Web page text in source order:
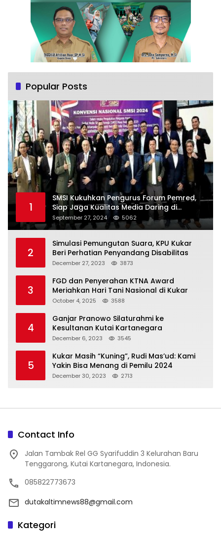
Popular Posts
1
SMSI Kukuhkan Pengurus Forum Pemred,
Siap Jaga Kualitas Media Daring di
Indonesia
September 27, 2024 5062
2
Simulasi Pemungutan Suara, KPU Kukar
Beri Perhatian Penyandang Disabilitas
December 27, 2023 3873
3
FGD dan Penyerahan KTNA Award
Meriahkan Hari Tani Nasional di Kukar
October 4, 2025 3588
4
Ganjar Pranowo Silaturahmi ke
Kesultanan Kutai Kartanegara
December 6, 2023 3545
5
Kukar Masih “Kuning”, Rudi Mas’ud: Kami
Yakin Bisa Menang di Pemilu 2024
December 30, 2023 2713
Contact Info
Jalan Tambak Rel GG Syarifuddin 3 Kelurahan Baru
Tenggarong, Kutai Kartanegara, Indonesia.
085822773673
dutakaltimnews88@gmail.com
Kategori